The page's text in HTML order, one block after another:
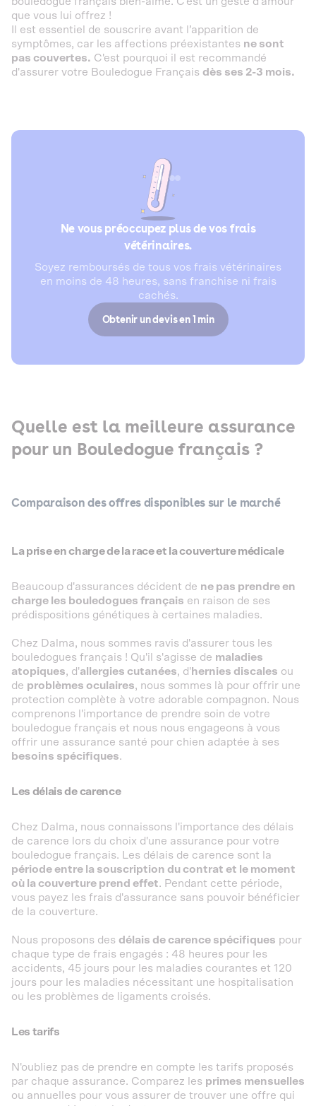
que vous lui offrez !
Il est essentiel de souscrire avant l’apparition de
symptômes, car les affections préexistantes ne sont
pas couvertes. C'est pourquoi il est recommandé
d'assurer votre Bouledogue Français dès ses 2-3 mois.
Ne vous préoccupez plus de vos frais
vétérinaires.
Soyez remboursés de tous vos frais vétérinaires
en moins de 48 heures, sans franchise ni frais
cachés.
Obtenir un devis en 1 min
Quelle est la meilleure assurance
pour un Bouledogue français ?
Comparaison des offres disponibles sur le marché
La prise en charge de la race et la couverture médicale
Beaucoup d'assurances décident de ne pas prendre en
charge les bouledogues français en raison de ses
prédispositions génétiques à certaines maladies.
Chez Dalma, nous sommes ravis d'assurer tous les
bouledogues français ! Qu'il s'agisse de maladies
atopiques, d'allergies cutanées, d'hernies discales ou
de problèmes oculaires, nous sommes là pour offrir une
protection complète à votre adorable compagnon. Nous
comprenons l'importance de prendre soin de votre
bouledogue français et nous nous engageons à vous
offrir une assurance santé pour chien adaptée à ses
besoins spécifiques.
Les délais de carence
Chez Dalma, nous connaissons l'importance des délais
de carence lors du choix d'une assurance pour votre
bouledogue français. Les délais de carence sont la
période entre la souscription du contrat et le moment
où la couverture prend effet. Pendant cette période,
vous payez les frais d'assurance sans pouvoir bénéficier
de la couverture.
Nous proposons des délais de carence spécifiques pour
chaque type de frais engagés : 48 heures pour les
accidents, 45 jours pour les maladies courantes et 120
jours pour les maladies nécessitant une hospitalisation
ou les problèmes de ligaments croisés.
Les tarifs
N'oubliez pas de prendre en compte les tarifs proposés
par chaque assurance. Comparez les primes mensuelles
ou annuelles pour vous assurer de trouver une offre qui